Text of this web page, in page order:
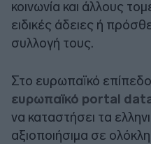
κοινωνία και άλλους
ειδικές άδειες ή
συλλογή τους.
Στο ευρωπαϊκό
ευρωπαϊκό portal
να καταστήσει τα
αξιοποιήσιμα σε